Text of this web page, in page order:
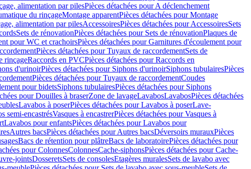
alimentation par pilesPièces détachées pour A déclenchement
du rinçageMontage apparentPièces détachées pour Montage
alimentation par pilesAccessoiresPièces détachées pour AccessoiresSets
Sets de rénovationPièces détachées pour Sets de rénovationPlaques de
pour WC et crachoirsPièces détachées pour Garnitures d'écoulement pour
Pièces détachées pour Tuyaux de raccordementSets de
rinçageRaccords en PVCPièces détachées pour Raccords en
d'urinoirPièces détachées pour Siphons d'urinoirSiphons tubulairesPièces
Pièces détachées pour Tuyaux de raccordementCoudes
pour bidetsSiphons tubulairesPièces détachées pour Siphons
pour Douilles à braserZone de lavageLavabosLavabosPièces détachées
Lavabos à poserPièces détachées pour Lavabos à poserLave-
semi-encastrésVasques à encastrerPièces détachées pour Vasques à
Lavabos pour enfantsPièces détachées pour Lavabos pour
Autres bacsPièces détachées pour Autres bacsDéversoirs murauxPièces
Bacs de rétention pour plâtreBacs de laboratoirePièces détachées pour
pour ColonnesColonnesCache-siphonsPièces détachées pour Cache-
jointsDosseretsSets de consolesEtagères muralesSets de lavabo avec